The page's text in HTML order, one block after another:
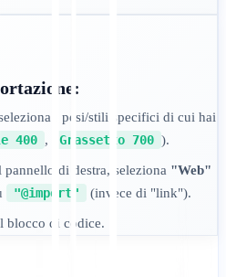
i pesi/stili specifici di cui hai
400 , Grassetto 700 ).
pannello di destra, seleziona "Web"
"@import" (invece di "link").
blocco di codice.